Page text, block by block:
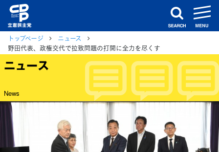
search
トップページ
ニュース
野田代表、政権交代で拉致問題の打開に全力を尽くす
ニュース
News